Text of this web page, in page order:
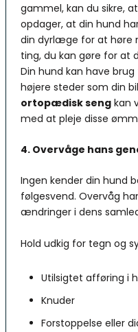
gammel, kan du sikre,
opdager, at din hund
din dyrlæge for at høre
ting, du kan gøre for at
Din hund kan have
højere steder som din
ortopædisk seng kan
med at pleje disse
4. Overvåge hans
Ingen kender din hund
følgesvend. Overvåg
ændringer i dens
Hold udkig for tegn og
Utilsigtet afføring i
Knuder
Forstoppelse eller